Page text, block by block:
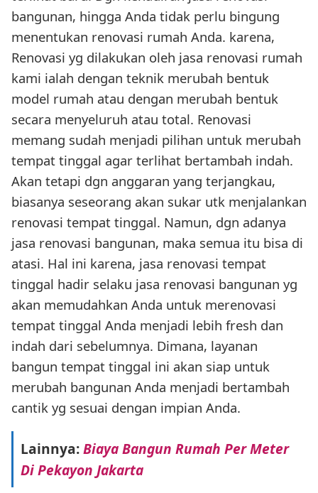
bangunan, hingga Anda tidak perlu bingung
menentukan renovasi rumah Anda. karena,
Renovasi yg dilakukan oleh jasa renovasi rumah
kami ialah dengan teknik merubah bentuk
model rumah atau dengan merubah bentuk
secara menyeluruh atau total. Renovasi
memang sudah menjadi pilihan untuk merubah
tempat tinggal agar terlihat bertambah indah.
Akan tetapi dgn anggaran yang terjangkau,
biasanya seseorang akan sukar utk menjalankan
renovasi tempat tinggal. Namun, dgn adanya
jasa renovasi bangunan, maka semua itu bisa di
atasi. Hal ini karena, jasa renovasi tempat
tinggal hadir selaku jasa renovasi bangunan yg
akan memudahkan Anda untuk merenovasi
tempat tinggal Anda menjadi lebih fresh dan
indah dari sebelumnya. Dimana, layanan
bangun tempat tinggal ini akan siap untuk
merubah bangunan Anda menjadi bertambah
cantik yg sesuai dengan impian Anda.
Lainnya:Biaya Bangun Rumah Per Meter
Di Pekayon Jakarta